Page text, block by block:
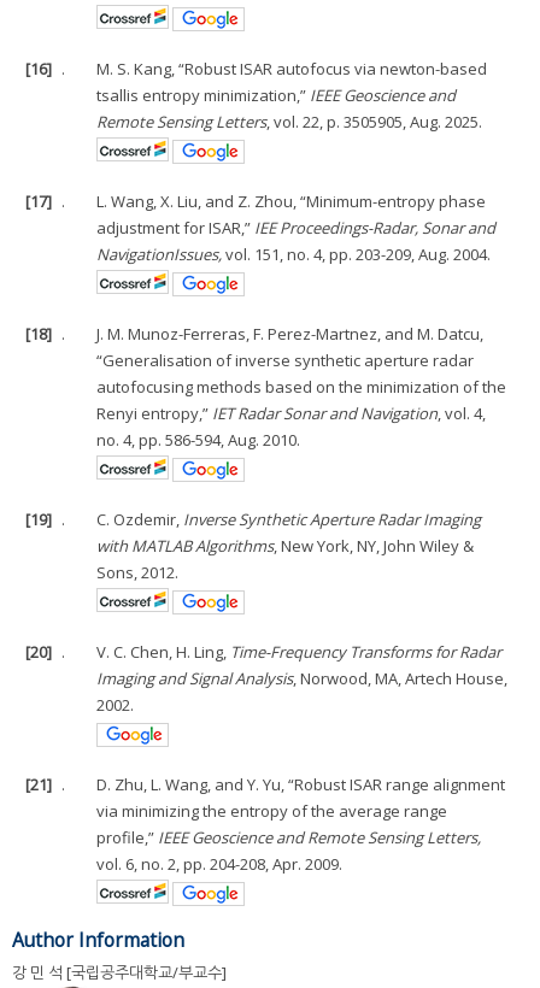
[16] .
M. S. Kang, “Robust ISAR autofocus via newton-based
tsallis entropy minimization,” IEEE Geoscience and
Remote Sensing Letters, vol. 22, p. 3505905, Aug. 2025.
[17] .
L. Wang, X. Liu, and Z. Zhou, “Minimum-entropy phase
adjustment for ISAR,” IEE Proceedings-Radar, Sonar and
NavigationIssues,vol. 151, no. 4, pp. 203-209, Aug. 2004.
[18] .
J. M. Munoz-Ferreras, F. Perez-Martnez, and M. Datcu,
“Generalisation of inverse synthetic aperture radar
autofocusing methods based on the minimization of the
Renyi entropy,” IET Radar Sonar and Navigation, vol. 4,
no. 4, pp. 586-594, Aug. 2010.
[19] . C. Ozdemir, Inverse Synthetic Aperture Radar Imaging
with MATLAB Algorithms, New York, NY, John Wiley &
Sons, 2012.
[20] . V. C. Chen, H. Ling, Time-Frequency Transforms for Radar
Imaging and Signal Analysis, Norwood, MA, Artech House,
2002.
[21] .
D. Zhu, L. Wang, and Y. Yu, “Robust ISAR range alignment
via minimizing the entropy of the average range
profile,” IEEE Geoscience and Remote Sensing Letters,
vol. 6, no. 2, pp. 204-208, Apr. 2009.
Author Information
강 민 석 [국립공주대학교/부교수]